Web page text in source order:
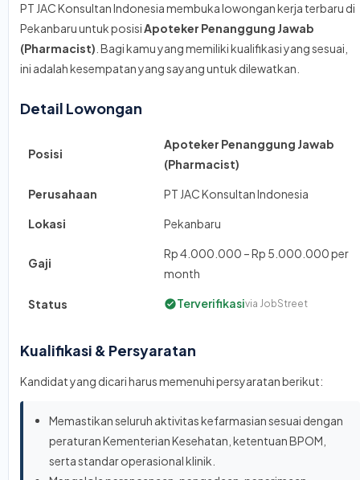
PT JAC Konsultan Indonesia membuka lowongan kerja terbaru di
Pekanbaru untuk posisiApoteker Penanggung Jawab
(Pharmacist) . Bagi kamu yang memiliki kualifikasi yang sesuai,
ini adalah kesempatan yang sayang untuk dilewatkan.
Detail Lowongan
Posisi
Apoteker Penanggung Jawab
(Pharmacist)
Perusahaan PT JAC Konsultan Indonesia
Lokasi Pekanbaru
Gaji
Rp 4.000.000 – Rp 5.000.000 per
month
Status Terverifikasivia JobStreet
Kualifikasi & Persyaratan
Kandidat yang dicari harus memenuhi persyaratan berikut:
Memastikan seluruh aktivitas kefarmasian sesuai dengan
peraturan Kementerian Kesehatan, ketentuan BPOM,
serta standar operasional klinik.